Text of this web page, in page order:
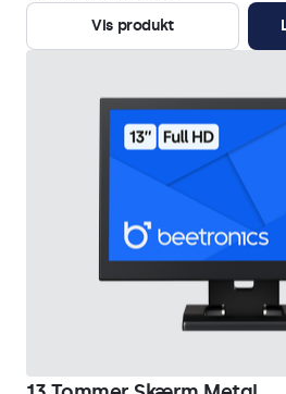
Vis produkt